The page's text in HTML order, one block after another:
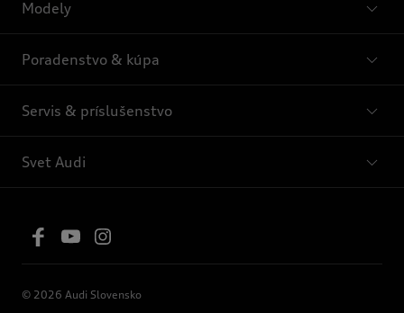
Modely
Poradenstvo & kúpa
Servis & príslušenstvo
Svet Audi
© 2026 Audi Slovensko